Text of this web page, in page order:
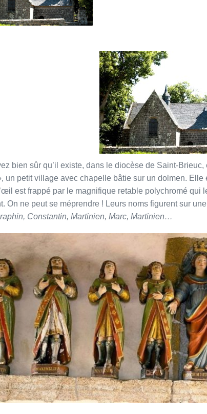
bien sûr qu’il existe, dans le diocèse de Saint-
un petit village avec chapelle bâtie sur un dolmen.
est frappé par le magnifique retable polychromé qui
On ne peut se méprendre ! Leurs noms figurent sur
Constantin, Martinien, Marc, Martinien…